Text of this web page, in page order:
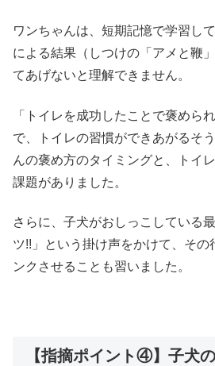
ワンちゃんは、短期記憶で学習し
による結果（しつけの「アメと鞭
てあげないと理解できません。
「トイレを成功したことで褒めら
で、トイレの習慣ができあがるそ
んの褒め方のタイミングと、トイ
課題がありました。
さらに、子犬がおしっこしている
ツ!!」という掛け声をかけて、その
ンクさせることも習いました。
【指摘ポイント④】子犬